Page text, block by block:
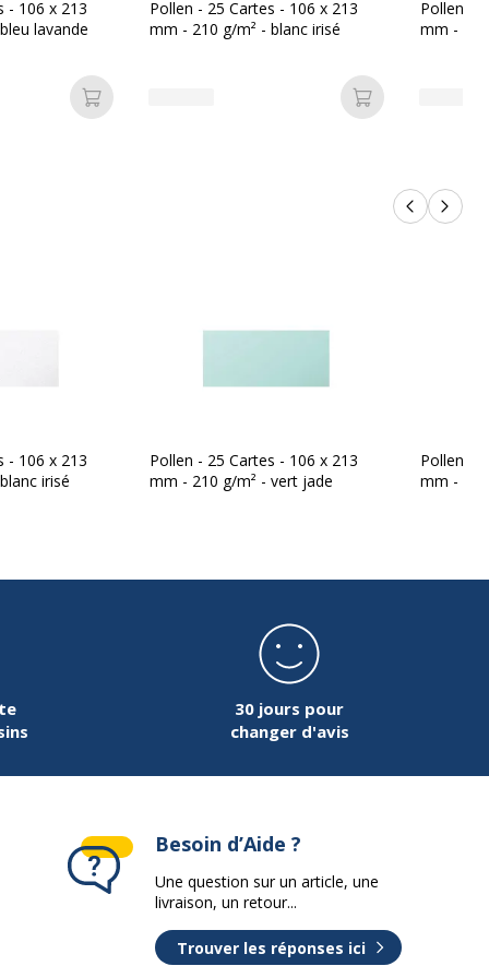
3329680015355
- 106 x 213
lavande
Ajouter au panier
Pollen - 25 Cartes - 106 x 213
mm - 210 g/m² - blanc irisé
Ajouter au
Pollen -
mm -
Produits
- 106 x 213
irisé
Pollen - 25 Cartes - 106 x 213
mm - 210 g/m² - vert jade
Pollen -
mm -
30 jours pour
changer d'avis
Besoin d’Aide ?
Une question sur un article, une
livraison, un retour...
Trouver les réponses ici